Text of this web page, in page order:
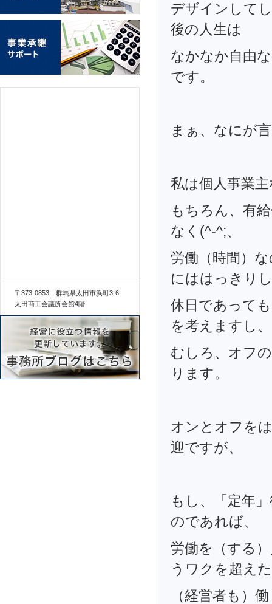
デザインして
後の人生は
なかなか自由
です。
まぁ、なにが
私は個人事業
もちろん、有
なく(^-^;、
労働（時間）
にははっきり
休日であって
を考えますし、
むしろ、オフ
ります。
オンとオフを
迎ですが、
もし、「定年
のであれば、
労働を（する
うワクを超え
（経営者も）
〒373-0853 群馬県太田市浜町3-6
太田商工会議所会館4階